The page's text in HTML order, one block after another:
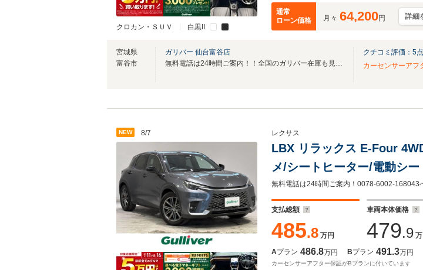
クロカン・ＳＵＶ 白黒II
通常
ローン価格
月々 64,200円 詳細
宮城県
富谷市
ガリバー 仙台富谷店
無料電話は24時間ご案内！！全国のガリバー在庫も見たい方は一括照会が可能です！
クチコミ評価： 5
カーセンサーアフ
NEW 8/7 レクサス
LBX リラックス E-Four
メ/シートヒーター/電動シ
レーキ/レーンキープアシス
ー/LEDライト/禁煙車
無料電話は24時間ご案内！0078-6002-168043
支払総額
485.8 万円
車両本体価格
479.9
Aプラン 486.8万円 Bプラン 491.3万円
カーセンサーアフター保証がBプランに付いています